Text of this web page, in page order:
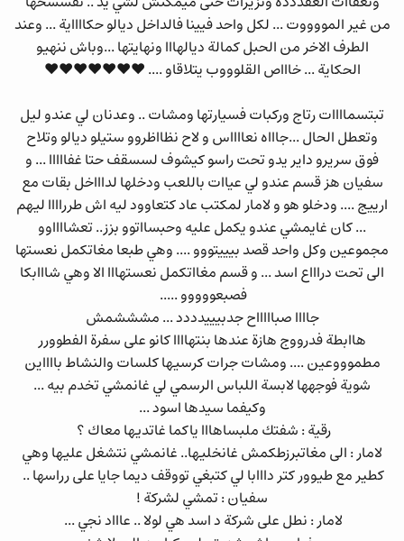
من غير المووووت ... لكل واحد فيينا فالداخل ديالو حكااااية ... وعند
الطرف الاخر من الحبل كمالة ديالهااا ونهايتها ...وباش ننهيو
الحكاية ... خاااص القلوووب يتلاقاو .... ❤❤❤❤❤❤❤
تبتسماااات رتاج وركبات فسيارتها ومشات .. وعدنان لي عندو ليل
وتعطل الحال ...جاااه نعااااس و لاح نظااظروو ستيلو ديالو وتلاح
فوق سريرو داير يدو تحت راسو كيشوف لسسقف حتا غفااااا ... و
سفيان هز قسم عندو لي عياات باللعب ودخلها لداااخل بقات مع
ارييج .... ودخلو هو و لامار لمكتب عاد كتعاوود ليه اش طرراااا ليهم
... كان غايمشي عندو يكمل عليه وحبسااتوو بزز.. تعشااااوو
مجموعين وكل واحد قصد بيييتووو .... وهي طبعا مغاتكمل نعستها
الى تحت دراااع اسد ... و قسم مغااتكمل نعستهااا الا وهي شااابكا
فصبعووووو .....
جاااا صباااااح جدبيييدددد ... مشششمش
هاابطة فدرووج هازة عندها بنتهاااا كانو على سفرة الفطوورر
مطموووعين .... ومشات جرات كرسيها كلسات والنشاط بااااين
شوية فوجهها لابسة اللباس الرسمي لي غانمشي تخدم بيه ...
وكيفما سيدها اسود ...
رقية : شفتك ملبساهااا ياكما غاتديها معاك ؟
لامار : الى مغاتبرزطكمش غانخليها.. غانمشي نتشغل عليها وهي
كطير مع طيوور كتر دااابا لي كتبغي تووقف ديما جايا على رراسها ..
سفيان : تمشي لشركة !
لامار : نطل على شركة د اسد هي لولا .. عاااد نجي ...